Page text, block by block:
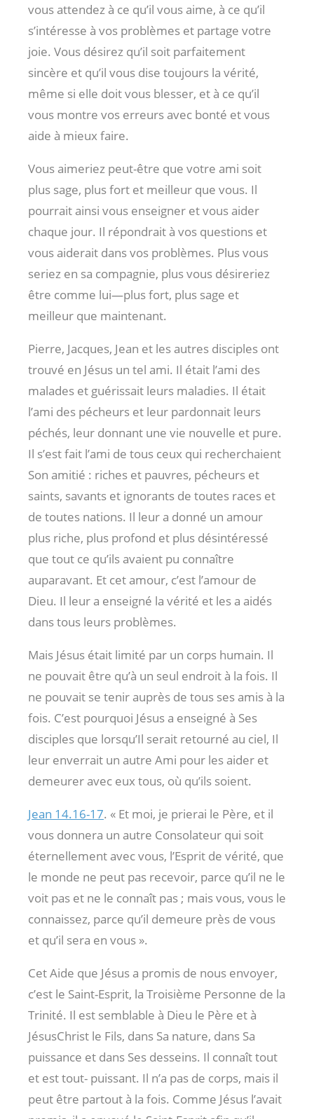
vous attendez à ce qu’il vous aime, à ce qu’il
s’intéresse à vos problèmes et partage votre
joie. Vous désirez qu’il soit parfaitement
sincère et qu’il vous dise toujours la vérité,
même si elle doit vous blesser, et à ce qu’il
vous montre vos erreurs avec bonté et vous
aide à mieux faire.
Vous aimeriez peut-être que votre ami soit
plus sage, plus fort et meilleur que vous. Il
pourrait ainsi vous enseigner et vous aider
chaque jour. Il répondrait à vos questions et
vous aiderait dans vos problèmes. Plus vous
seriez en sa compagnie, plus vous désireriez
être comme lui—plus fort, plus sage et
meilleur que maintenant.
Pierre, Jacques, Jean et les autres disciples ont
trouvé en Jésus un tel ami. Il était l’ami des
malades et guérissait leurs maladies. Il était
l’ami des pécheurs et leur pardonnait leurs
péchés, leur donnant une vie nouvelle et pure.
Il s’est fait l’ami de tous ceux qui recherchaient
Son amitié : riches et pauvres, pécheurs et
saints, savants et ignorants de toutes races et
de toutes nations. Il leur a donné un amour
plus riche, plus profond et plus désintéressé
que tout ce qu’ils avaient pu connaître
auparavant. Et cet amour, c’est l’amour de
Dieu. Il leur a enseigné la vérité et les a aidés
dans tous leurs problèmes.
Mais Jésus était limité par un corps humain. Il
ne pouvait être qu’à un seul endroit à la fois. Il
ne pouvait se tenir auprès de tous ses amis à la
fois. C’est pourquoi Jésus a enseigné à Ses
disciples que lorsqu’Il serait retourné au ciel, Il
leur enverrait un autre Ami pour les aider et
demeurer avec eux tous, où qu’ils soient.
Jean 14.16-17. « Et moi, je prierai le Père, et il
vous donnera un autre Consolateur qui soit
éternellement avec vous, l’Esprit de vérité, que
le monde ne peut pas recevoir, parce qu’il ne le
voit pas et ne le connaît pas ; mais vous, vous le
connaissez, parce qu’il demeure près de vous
et qu’il sera en vous ».
Cet Aide que Jésus a promis de nous envoyer,
c’est le Saint-Esprit, la Troisième Personne de la
Trinité. Il est semblable à Dieu le Père et à
JésusChrist le Fils, dans Sa nature, dans Sa
puissance et dans Ses desseins. Il connaît tout
et est tout- puissant. Il n’a pas de corps, mais il
peut être partout à la fois. Comme Jésus l’avait